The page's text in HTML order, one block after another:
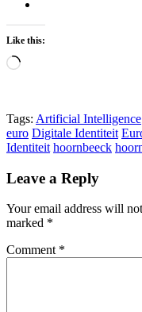
Like this:
Loading…
Tags: Artificial Intelligence
euro Digitale Identiteit
Identiteit hoornbeeck
Leave a Reply
Your email address will
marked *
Comment *